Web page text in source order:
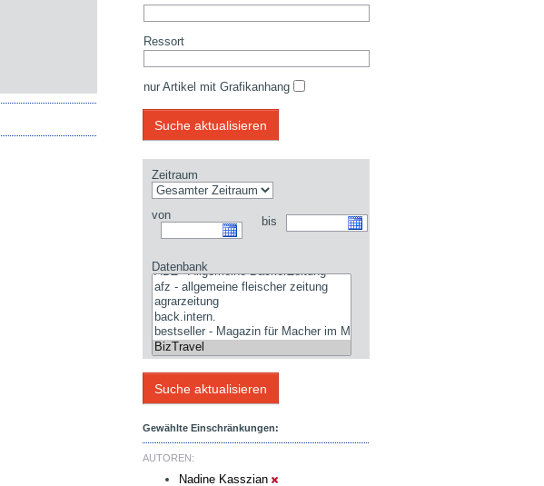
Ressort
nur Artikel mit Grafikanhang
Zeitraum
von bis
Datenbank
Gewählte Einschränkungen:
AUTOREN:
Nadine Kasszian